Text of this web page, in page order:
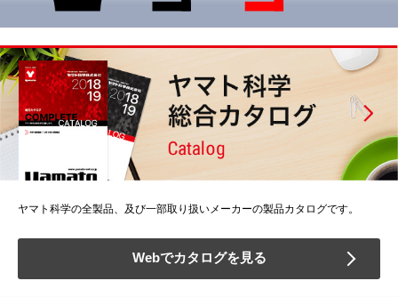
ヤマト科学の全製品、及び一部取り扱いメーカーの製品カタログです。
Webでカタログを見る